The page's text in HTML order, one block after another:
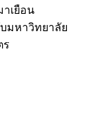
เยือน
มหาวิทยาลัย
ร